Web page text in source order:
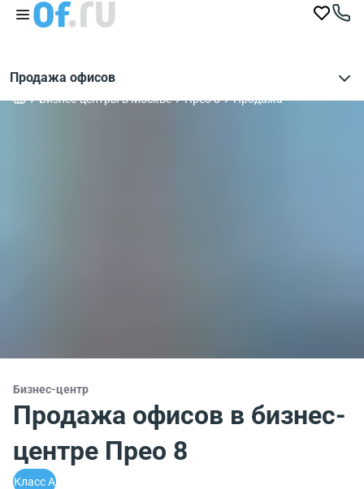
Продажа офисов
Бизнес-центры в Москве Прео 8 Продажа
Бизнес-центр
Продажа офисов в бизнес-
центре Прео 8
Класс A